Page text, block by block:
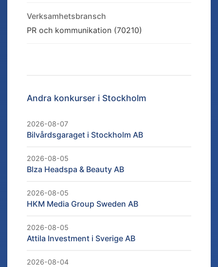
Verksamhetsbransch
PR och kommunikation (70210)
Andra konkurser i Stockholm
2026-08-07
Bilvårdsgaraget i Stockholm AB
2026-08-05
Blza Headspa & Beauty AB
2026-08-05
HKM Media Group Sweden AB
2026-08-05
Attila Investment i Sverige AB
2026-08-04